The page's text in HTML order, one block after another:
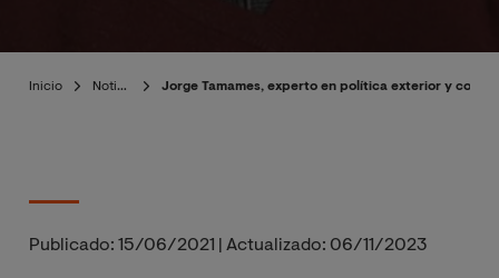
Inicio Noticias Jorge Tamames, experto en política exterior y
Publicado: 15/06/2021 Actualizado: 06/11/2023